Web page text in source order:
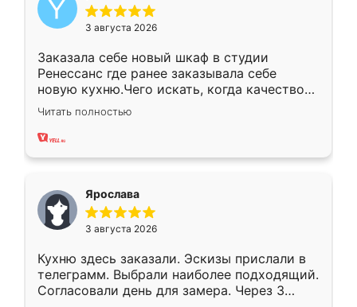
3 августа 2026
Заказала себе новый шкаф в студии
Ренессанс где ранее заказывала себе
новую кухню.Чего искать, когда качеством
вполне довольна. Служит кухня уже почти
два года, нареканий нет.
Читать полностью
Ярослава
3 августа 2026
Кухню здесь заказали. Эскизы прислали в
телеграмм. Выбрали наиболее подходящий.
Согласовали день для замера. Через 3